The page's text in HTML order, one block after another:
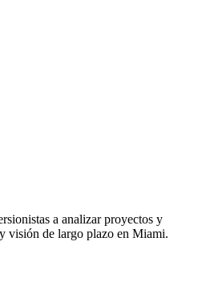
a analizar proyectos y
visión de largo plazo en Miami.